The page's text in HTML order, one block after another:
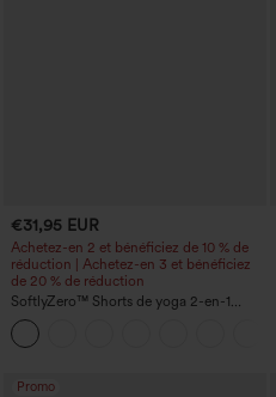
€31,95 EUR
Achetez-en 2 et bénéficiez de 10 % de
réduction | Achetez-en 3 et bénéficiez
de 20 % de réduction
SoftlyZero™ Shorts de yoga 2-en-1
InstantCool, super taille haute, aérés, 5''
avec poches — longueur allongée
Promo